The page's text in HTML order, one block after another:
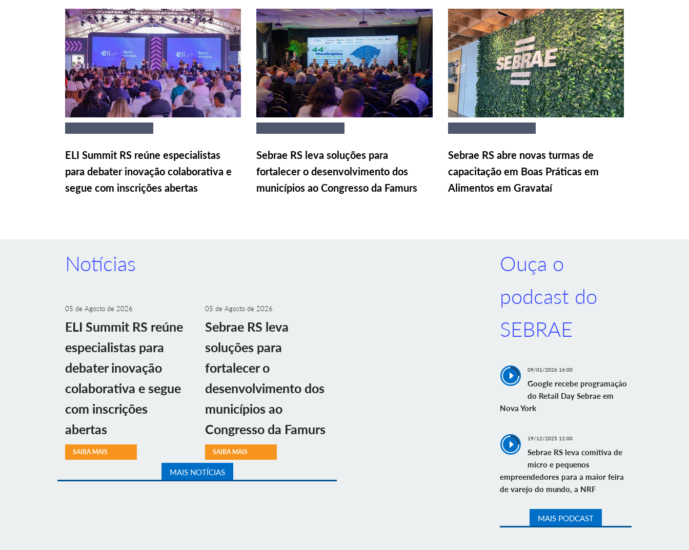
ELI Summit RS reúne especialistas
para debater inovação colaborativa e
segue com inscrições abertas
Sebrae RS leva soluções para
fortalecer o desenvolvimento dos
municípios ao Congresso da Famurs
Sebrae RS abre novas turmas de
capacitação em Boas Práticas em
Alimentos em Gravataí
Notícias
05 de Agosto de 2026
ELI Summit RS reúne
especialistas para
debater inovação
colaborativa e segue
com inscrições
abertas
SAIBA MAIS
05 de Agosto de 2026
Sebrae RS leva
soluções para
fortalecer o
desenvolvimento dos
municípios ao
Congresso da Famurs
SAIBA MAIS
MAIS NOTÍCIAS
Ouça o
podcast do
SEBRAE
09/01/2026 16:00
Google recebe programação
do Retail Day Sebrae em
Nova York
19/12/2025 12:00
Sebrae RS leva comitiva de
micro e pequenos
empreendedores para a maior feira
de varejo do mundo, a NRF
MAIS PODCAST